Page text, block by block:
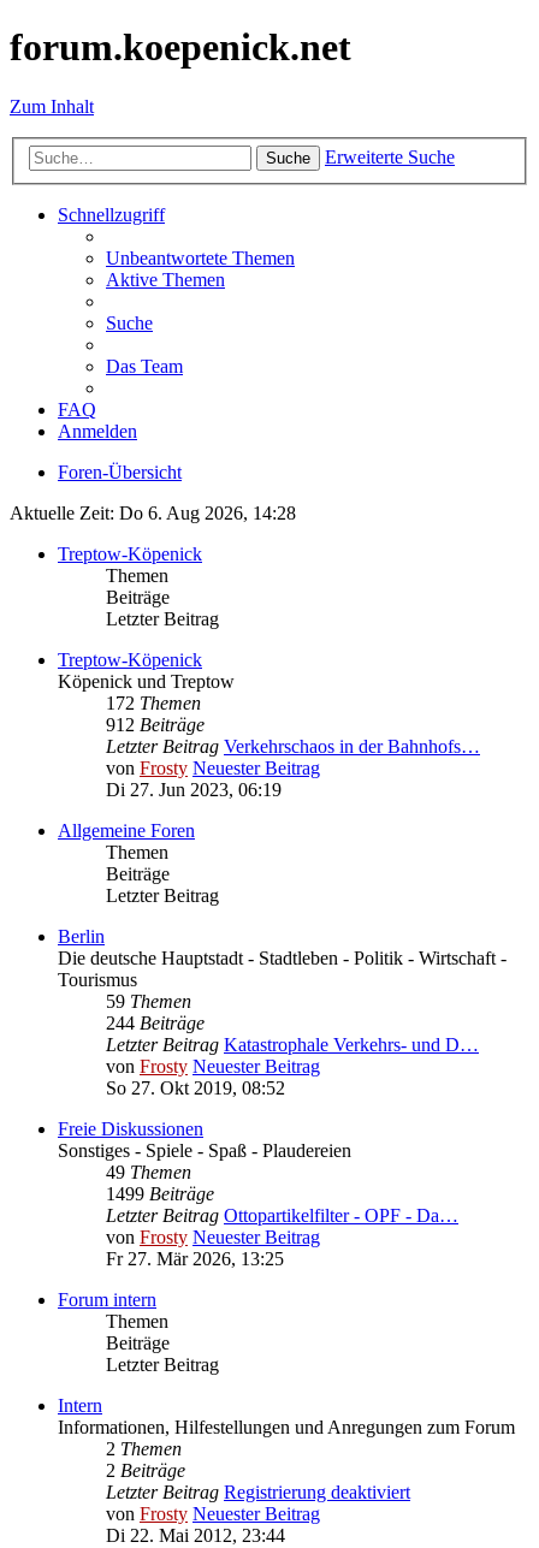
forum.koepenick.net
Zum Inhalt
Suche Erweiterte Suche
Schnellzugriff
Unbeantwortete Themen
Aktive Themen
Suche
Das Team
FAQ
Anmelden
Foren-Übersicht
Aktuelle Zeit: Do 6. Aug 2026, 14:28
Treptow-Köpenick
Themen
Beiträge
Letzter Beitrag
Treptow-Köpenick
Köpenick und Treptow
172 Themen
912 Beiträge
Letzter Beitrag Verkehrschaos in der Bahnhofs…
von Frosty Neuester Beitrag
Di 27. Jun 2023, 06:19
Allgemeine Foren
Themen
Beiträge
Letzter Beitrag
Berlin
Die deutsche Hauptstadt - Stadtleben - Politik - Wirtschaft -
Tourismus
59 Themen
244 Beiträge
Letzter Beitrag Katastrophale Verkehrs- und D…
von Frosty Neuester Beitrag
So 27. Okt 2019, 08:52
Freie Diskussionen
Sonstiges - Spiele - Spaß - Plaudereien
49 Themen
1499 Beiträge
Letzter Beitrag Ottopartikelfilter - OPF - Da…
von Frosty Neuester Beitrag
Fr 27. Mär 2026, 13:25
Forum intern
Themen
Beiträge
Letzter Beitrag
Intern
Informationen, Hilfestellungen und Anregungen zum Forum
2 Themen
2 Beiträge
Letzter Beitrag Registrierung deaktiviert
von Frosty Neuester Beitrag
Di 22. Mai 2012, 23:44